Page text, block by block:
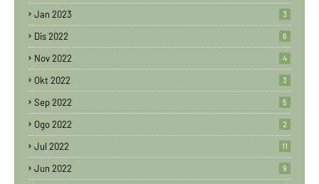
Jan 2023 3
Dis 2022 6
Nov 2022 4
Okt 2022 3
Sep 2022 5
Ogo 2022 2
Jul 2022 11
Jun 2022 9